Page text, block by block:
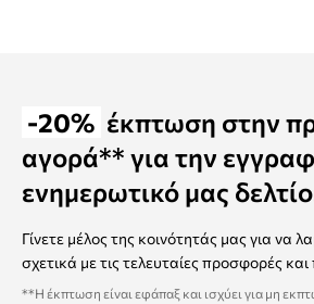
-20% έκπτωση στην
αγορά** για την
ενημερωτικό μας
Γίνετε μέλος της κοινότητάς μας για να
σχετικά με τις τελευταίες προσφορές και
**Η έκπτωση είναι εφάπαξ και ισχύει για μη